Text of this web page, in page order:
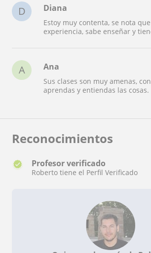
D Diana
Estoy muy contenta, se nota
experiencia, sabe enseñar y
A Ana
Sus clases son muy amenas,
aprendas y entiendas las cosas.
Reconocimientos
Profesor verificado
Roberto tiene el Perfil Verificado